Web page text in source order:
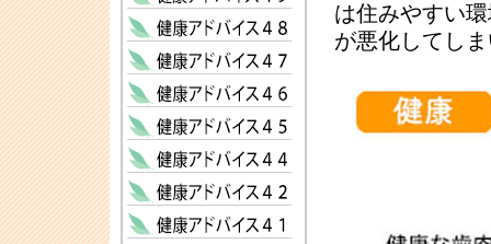
は住みやすい
が悪化してし